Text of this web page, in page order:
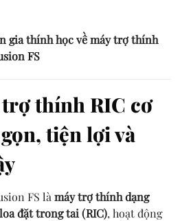
gia thính học về máy trợ thính
FS
thính RIC cơ
tiện lợi và
FS là máy trợ thính dạng
đặt trong tai (RIC), hoạt động